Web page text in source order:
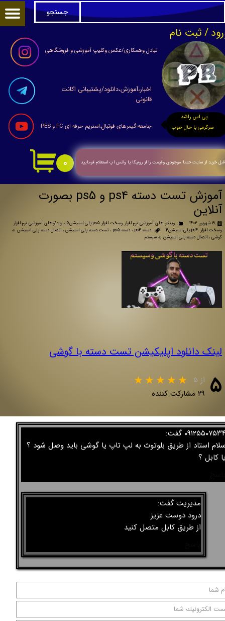
جامعه گیمرهای فوتبال،استریم حرفه ای FC و PES
تبادل وهمکاری/عکس وکلیپ آموزشی و فروشگاهی
اخبار،آموزش،دانلود/پشتیبانی اکانت
قانونی
/ثبت نام
حساب کاربری من
تغییر گذر واژه
سفارشات
خروج از حساب کاربری
جستجو
پی اس راشد
سرگرمی با حال خوب
۰ قبل خرید از سایت،حتما موجودی وقیمت را از روبیکا یا واتس اپ استعلام فرمایید
آموزش تست دسته ps4 و ps5 بصورت
آنلاین
۱۹ شهریور ۱۴۰۲ ویدئو های آموزشی نرم افزار وسخت افزار ps5-پلی استیشن5 ،ویدئوهای آموزشی نرم افزار
وسخت افزار -ps4-پلی-استیشن4
دسته ps4 ،دسته ps5 ،تست دسته پلی استیشن،اتصال دسته پلی استیشن به
گوشی،اتصال دسته پلی استیشن به سبستم
لینک دانلود اپلیکیشن تست دسته با گوشی
۵ از ۵
۲۹ مشارکت کننده
گفت:
استاد از طریق بلوتوث به لپ تاپ یا گوشی باید وصل شود ؟
کابل ؟
مدیریت گفت:
درود دوست عزیز
از طریق کابل متصل کنید